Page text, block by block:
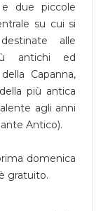
due piccole
su cui si
alle
antichi ed
Capanna,
più antica
agli anni
Antico).
domenica
gratuito.